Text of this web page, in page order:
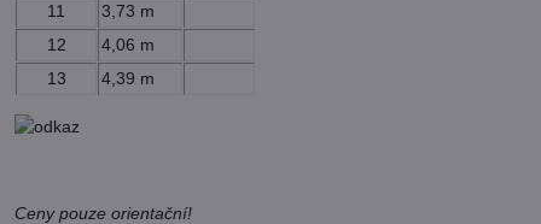
11
3,73 m
12
4,06 m
13
4,39 m
Ceny pouze orientační!